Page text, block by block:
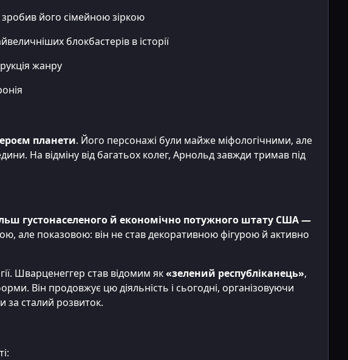
його сімейною зіркою
блокбастерів в історії
жанру
планети. Його персонажі були майже міфологічними, але
На відміну від багатьох колег, Арнольд завжди тримав під
густонаселеного й економічно потужного штату США —
але показовою: він не став декоративною фігурою й активно
Шварценеггер став відомим як«зелений республіканець»,
Він продовжує цю діяльність і сьогодні, організовуючи
за сталий розвиток.